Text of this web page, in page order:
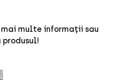
mai multe informații sau
produsul!